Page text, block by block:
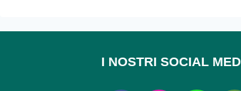
I NOSTRI SOCIAL